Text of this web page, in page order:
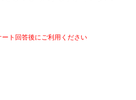
ト回答後にご利用ください